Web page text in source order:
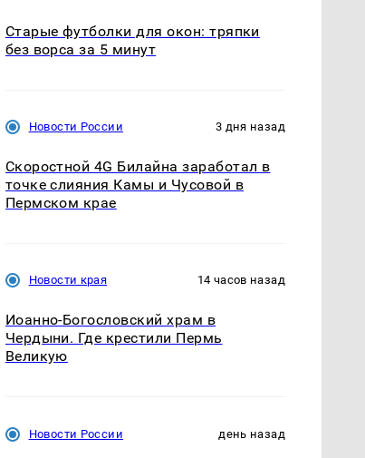
Старые футболки для окон: тряпки
без ворса за 5 минут
Новости России 3 дня назад
Скоростной 4G Билайна заработал в
точке слияния Камы и Чусовой в
Пермском крае
Новости края 14 часов назад
Иоанно-Богословский храм в
Чердыни. Где крестили Пермь
Великую
Новости России день назад